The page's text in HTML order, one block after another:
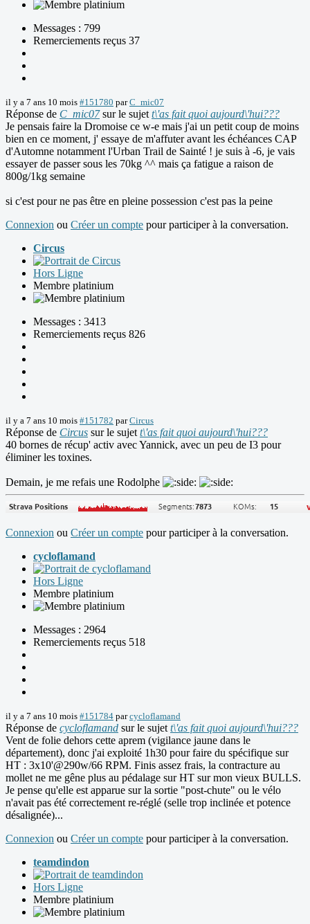
Messages : 799
Remerciements reçus 37
il y a 7 ans 10 mois #151780 parC_mic07
Réponse de C_mic07sur le sujet t\'as fait quoi aujourd\'hui???
Je pensais faire la Dromoise ce w-e mais j'ai un petit coup de moins
bien en ce moment, j' essaye de m'affuter avant les échéances CAP
d'Automne notamment l'Urban Trail de Sainté ! je suis à -6, je vais
essayer de passer sous les 70kg ^^ mais ça fatigue a raison de
800g/1kg semaine
si c'est pour ne pas être en pleine possession c'est pas la peine
Connexion ou Créer un compte pour participer à la conversation.
Circus
Hors Ligne
Membre platinium
Messages : 3413
Remerciements reçus 826
il y a 7 ans 10 mois #151782 parCircus
Réponse de Circus sur le sujet t\'as fait quoi aujourd\'hui???
40 bornes de récup' activ avec Yannick, avec un peu de I3 pour
éliminer les toxines.
Demain, je me refais une Rodolphe
Connexion ou Créer un compte pour participer à la conversation.
cycloflamand
Hors Ligne
Membre platinium
Messages : 2964
Remerciements reçus 518
il y a 7 ans 10 mois #151784 parcycloflamand
Réponse de cycloflamand sur le sujet t\'as fait quoi aujourd\'hui???
Vent de folie dehors cette aprem (vigilance jaune dans le
département), donc j'ai exploité 1h30 pour faire du spécifique sur
HT : 3x10'@290w/66 RPM. Finis assez frais, la contracture au
mollet ne me gêne plus au pédalage sur HT sur mon vieux BULLS.
Je pense qu'elle est apparue sur la sortie "post-chute" ou le vélo
n'avait pas été correctement re-réglé (selle trop inclinée et potence
désalignée)...
Connexion ou Créer un compte pour participer à la conversation.
teamdindon
Hors Ligne
Membre platinium